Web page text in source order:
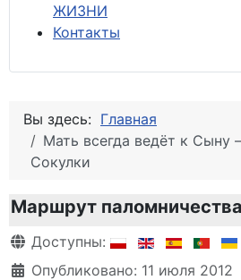
ЖИЗНИ
Контакты
Вы здесь: Главная
Мать всегда ведёт к Сыну
Сокулки
Маршрут
Информация о материале
Доступны:
Опубликовано: 11 июля 2012